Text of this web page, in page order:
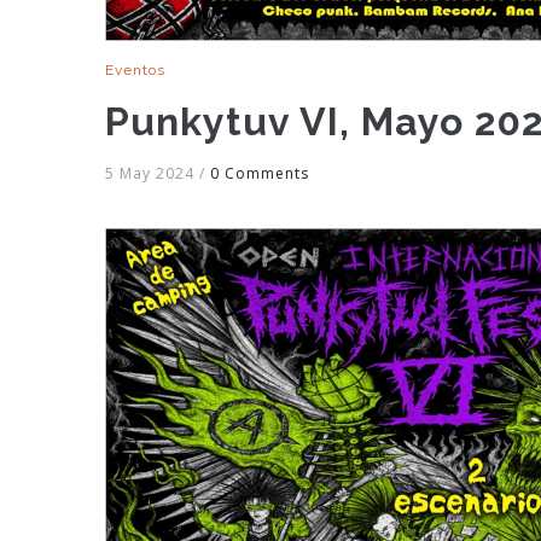
Eventos
Punkytuv VI, Mayo
5 May 2024 / 0 Comments